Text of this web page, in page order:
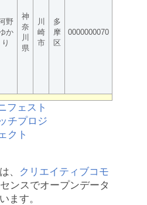
野
か
り
神
奈
川
県
川
崎
市
多
摩
区
0000000070
、
クリエイティブコモ
ンスでオープンデータ
ます。